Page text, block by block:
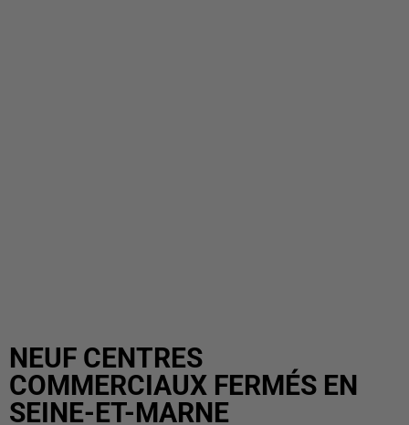
NEUF CENTRES
COMMERCIAUX FERMÉS EN
SEINE-ET-MARNE